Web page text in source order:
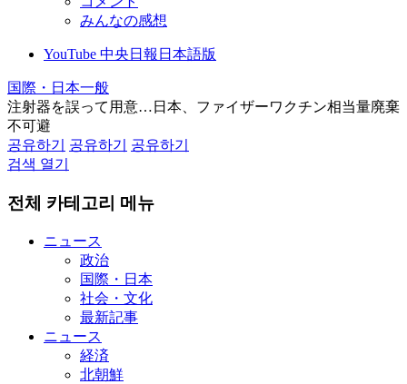
みんなの感想
YouTube 中央日報日本語版
国際・日本一般
注射器を誤って用意…日本、ファイザーワクチン相当量廃棄
不可避
공유하기
공유하기
공유하기
검색 열기
전체 카테고리 메뉴
ニュース
政治
国際・日本
社会・文化
最新記事
ニュース
経済
北朝鮮